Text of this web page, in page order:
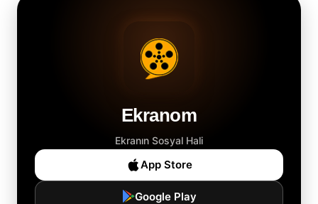
Ekranom
Ekranın Sosyal Hali
App Store
Google Play